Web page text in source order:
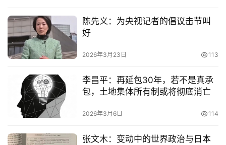
陈先义：为央视记者的倡议击节叫
好
2026年3月23日 113
李昌平：再延包30年，若不是真承
包，土地集体所有制或将彻底消亡
2026年3月6日 114
张文木：变动中的世界政治与日本